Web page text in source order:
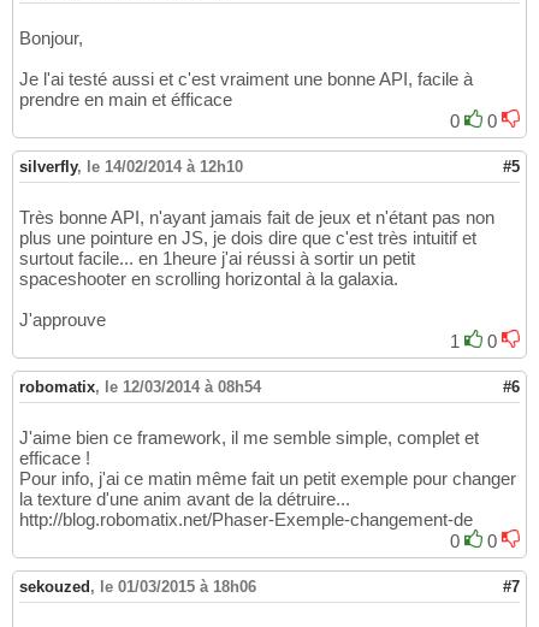
Bonjour,
Je l'ai testé aussi et c'est vraiment une bonne API, facile à
prendre en main et éfficace
0
0
silverfly, le 14/02/2014 à 12h10 #5
Très bonne API, n'ayant jamais fait de jeux et n'étant pas non
plus une pointure en JS, je dois dire que c'est très intuitif et
surtout facile... en 1heure j'ai réussi à sortir un petit
spaceshooter en scrolling horizontal à la galaxia.
J'approuve
1
0
robomatix, le 12/03/2014 à 08h54 #6
J'aime bien ce framework, il me semble simple, complet et
efficace !
Pour info, j'ai ce matin même fait un petit exemple pour changer
la texture d'une anim avant de la détruire...
http://blog.robomatix.net/Phaser-Exemple-changement-de
0
0
sekouzed , le 01/03/2015 à 18h06 #7